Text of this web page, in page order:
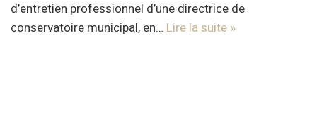
d’entretien professionnel d’une directrice de
conservatoire municipal, en… Lire la suite »